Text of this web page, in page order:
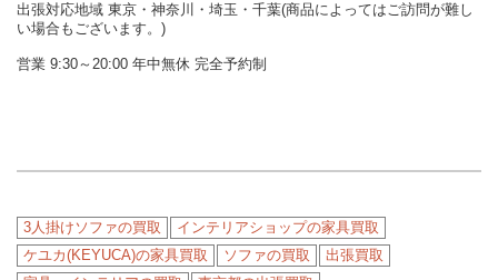
出張対応地域 東京・神奈川・埼玉・千葉(商品によってはご訪問が難し
い場合もございます。)
営業 9:30～20:00 年中無休 完全予約制
3人掛けソファの買取
インテリアショップの家具買取
ケユカ(KEYUCA)の家具買取
ソファの買取
出張買取